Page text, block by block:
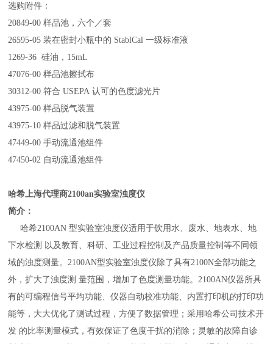
选购附件：
20849-00 样品池，六个／套
26595-05 装在密封小瓶中的 StablCal 一级标准液
1269-36 硅油，15mL
47076-00 样品池擦拭布
30312-00 符合 USEPA 认可的色度滤光片
43975-00 样品脱气装置
43975-10 样品过滤和脱气装置
47449-00 手动流通池组件
47450-02 自动流通池组件
哈希上海代理商2100an实验室浊度仪
简介：
哈希2100AN 型实验室浊度仪适用于饮用水、废水、地表水、地
下水检测 以及教育、科研、工业过程控制及产品质量控制等不同领
域的浊度测量。2100AN型实验室浊度仪除了具有2100N全部功能之
外，扩大了浊度测 量范围，增加了色度测量功能。2100AN仪器所具
有的可编程信号平均功能、仪器自动校准功能、内置打印机的打印功
能等，大大优化了测试过程，方便了数据管理；采用哈希公司技术开
发 的比率测量模式，有效保证了色度干扰的消除；灵敏的故障自诊